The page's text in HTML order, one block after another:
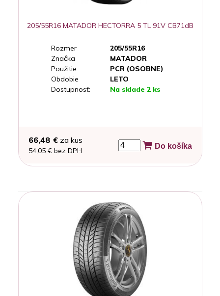
205/55R16 MATADOR HECTORRA 5 TL 91V CB71dB
Rozmer
205/55R16
Značka
MATADOR
Použitie
PCR (OSOBNE)
Obdobie
LETO
Dostupnosť:
Na sklade 2 ks
66,48 €za kus
54,05 € bez DPH
Do košíka